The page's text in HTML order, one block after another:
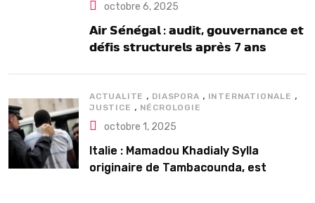
octobre 6, 2025
𝗔𝗶𝗿 𝗦𝗲́𝗻𝗲́𝗴𝗮𝗹 : 𝗮𝘂𝗱𝗶𝘁, 𝗴𝗼𝘂𝘃𝗲𝗿𝗻𝗮𝗻𝗰𝗲 𝗲𝘁
𝗱𝗲́𝗳𝗶𝘀 𝘀𝘁𝗿𝘂𝗰𝘁𝘂𝗿𝗲𝗹𝘀 𝗮𝗽𝗿𝗲̀𝘀 7 𝗮𝗻𝘀
ACTUALITE , DIASPORA , INTERNATIONALE ,
JUSTICE , NÉCROLOGIE
octobre 1, 2025
Italie : Mamadou Khadialy Sylla
originaire de Tambacounda, est